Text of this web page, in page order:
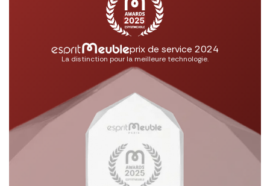
prix de service 2024
La distinction pour la meilleure technologie.